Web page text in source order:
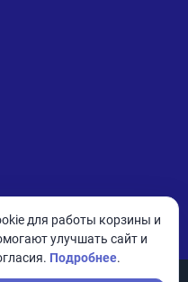
Мир
для работы корзины и
улучшать сайт и
Подробнее.